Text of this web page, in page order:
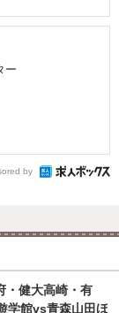
ー
by
・健大高崎・有
学館vs青森山田ほ